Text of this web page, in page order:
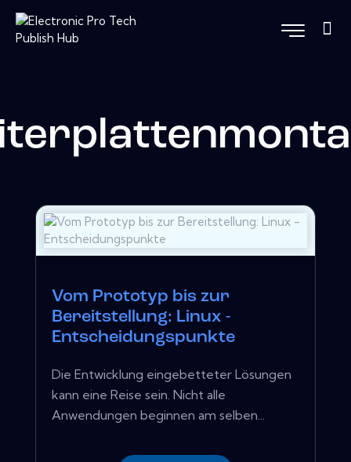
Vom Prototyp bis zur
Bereitstellung: Linux -
Entscheidungspunkte
Die Entwicklung eingebetteter Lösungen
kann eine Reise sein. Nicht alle
Anwendungen beginnen am selben...